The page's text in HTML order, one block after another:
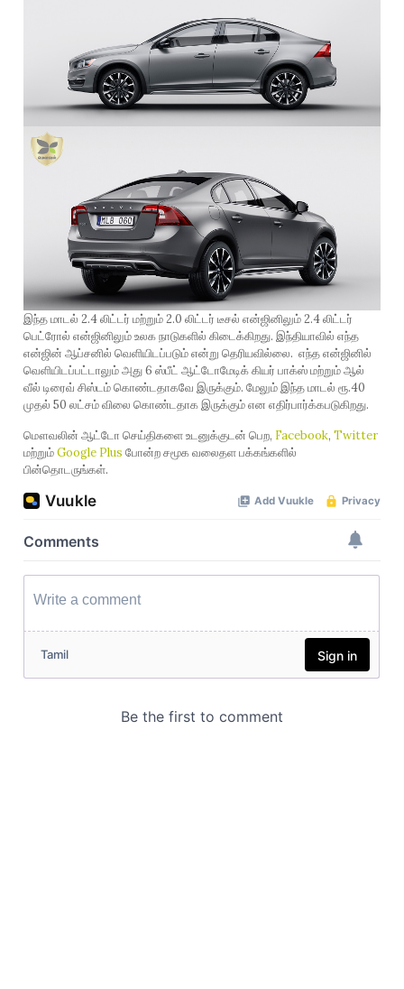
இந்த மாடல் 2.4 லிட்டர் மற்றும் 2.0 லிட்டர் டீசல் என்ஜினிலும் 2.4 லிட்டர்
பெட்ரோல் என்ஜினிலும் உலக நாடுகளில் கிடைக்கிறது. இந்தியாவில் எந்த
என்ஜின் ஆப்சனில் வெளியிடப்படும் என்று தெரியவில்லை. எந்த என்ஜினில்
வெளியிடப்பட்டாலும் அது 6 ஸ்பீட் ஆட்டோமேடிக் கியர் பாக்ஸ் மற்றும் ஆல்
வீல் டிரைவ் சிஸ்டம் கொண்டதாகவே இருக்கும். மேலும் இந்த மாடல் ரூ.40
முதல் 50 லட்சம் விலை கொண்டதாக இருக்கும் என எதிர்பார்க்கபடுகிறது.
மௌவலின் ஆட்டோ செய்திகளை உடனுக்குடன் பெற, Facebook, Twitter
மற்றும்Google Plus போன்ற சமூக வலைதள பக்கங்களில்
பின்தொடருங்கள்.